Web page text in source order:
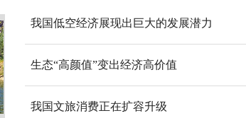
我国低空经济展现出巨大的发展潜力
生态“高颜值”变出经济高价值
我国文旅消费正在扩容升级